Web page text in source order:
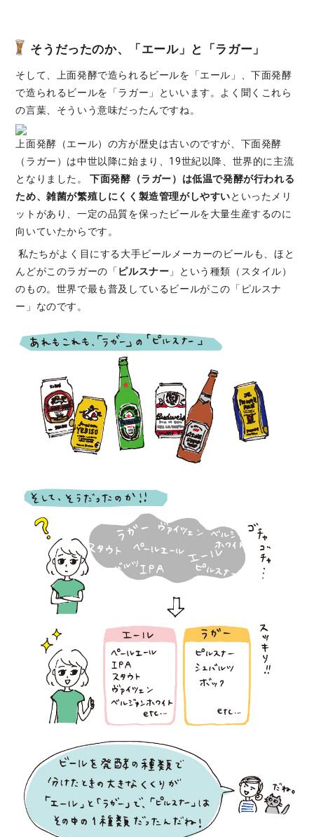
そうだったのか、「エール」と「ラガー」
そして、上面発酵で造られるビールを「エール」、下面発酵
で造られるビールを「ラガー」といいます。よく聞くこれら
の言葉、そういう意味だったんですね。
上面発酵（エール）の方が歴史は古いのですが、下面発酵
（ラガー）は中世以降に始まり、19世紀以降、世界的に主流
となりました。下面発酵（ラガー）は低温で発酵が行われる
ため、雑菌が繁殖しにくく製造管理がしやすいといったメリ
ットがあり、一定の品質を保ったビールを大量生産するのに
向いていたからです。
私たちがよく目にする大手ビールメーカーのビールも、ほと
んどがこのラガーの「 ピルスナー 」という種類（スタイル）
のもの。世界で最も普及しているビールがこの「ピルスナ
ー」なのです。